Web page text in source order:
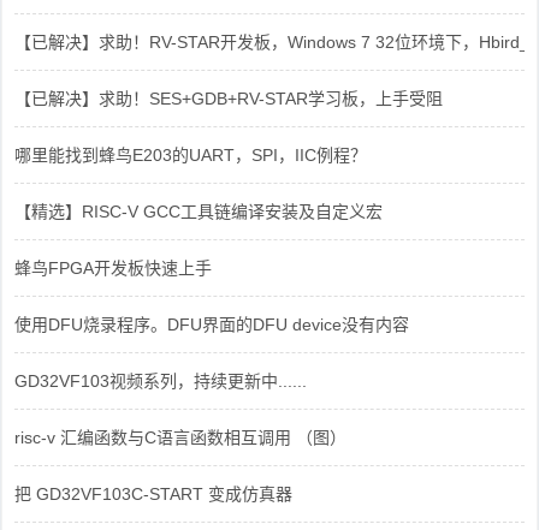
【已解决】求助！RV-STAR开发板，Windows 7 32位环境下，
【已解决】求助！SES+GDB+RV-STAR学习板，上手受阻
哪里能找到蜂鸟E203的UART，SPI，IIC例程？
【精选】RISC-V GCC工具链编译安装及自定义宏
蜂鸟FPGA开发板快速上手
使用DFU烧录程序。DFU界面的DFU device没有内容
GD32VF103视频系列，持续更新中......
risc-v 汇编函数与C语言函数相互调用 （图）
把 GD32VF103C-START 变成仿真器